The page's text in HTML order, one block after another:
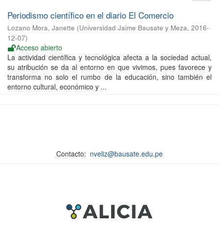
Periodismo científico en el diario El Comercio
Lozano Mora, Janette (Universidad Jaime Bausate y Meza, 2016-
12-07)
Acceso abierto
La actividad científica y tecnológica afecta a la sociedad actual,
su atribución se da al entorno en que vivimos, pues favorece y
transforma no solo el rumbo de la educación, sino también el
entorno cultural, económico y ...
Contacto: nveliz@bausate.edu.pe